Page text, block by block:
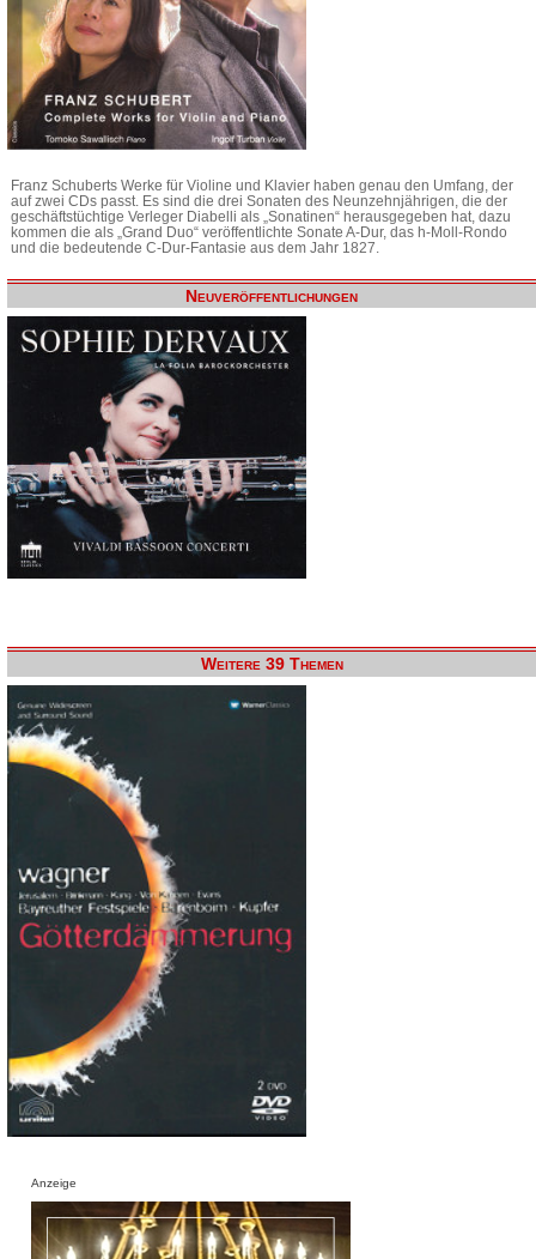
Franz Schuberts Werke für Violine und Klavier haben genau den Umfang, der
auf zwei CDs passt. Es sind die drei Sonaten des Neunzehnjährigen, die der
geschäftstüchtige Verleger Diabelli als „Sonatinen“ herausgegeben hat, dazu
kommen die als „Grand Duo“ veröffentlichte Sonate A-Dur, das h-Moll-Rondo
und die bedeutende C-Dur-Fantasie aus dem Jahr 1827.
Neuveröffentlichungen
Weitere 39 Themen
Anzeige